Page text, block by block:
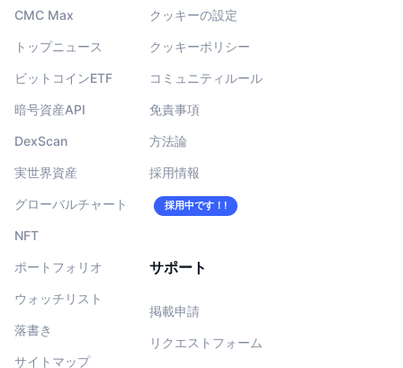
CMC Max
トップニュース
ビットコインETF
暗号資産API
DexScan
実世界資産
グローバルチャート
NFT
ポートフォリオ
ウォッチリスト
落書き
サイトマップ
クッキーの設定
クッキーポリシー
コミュニティルール
免責事項
方法論
採用情報
採用中です！!
サポート
掲載申請
リクエストフォーム